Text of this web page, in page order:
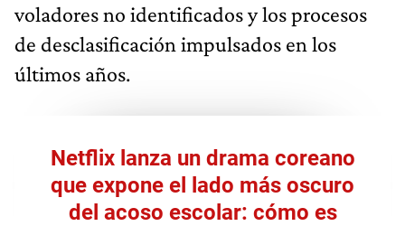
voladores no identificados y los procesos
de desclasificación impulsados en los
últimos años.
Netflix lanza un drama coreano
que expone el lado más oscuro
del acoso escolar: cómo es